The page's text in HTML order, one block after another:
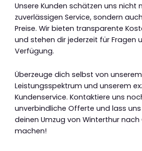
Unsere Kunden schätzen uns nicht
zuverlässigen Service, sondern
Preise. Wir bieten transparente
und stehen dir jederzeit für Fragen
Verfügung.
Überzeuge dich selbst von
Leistungsspektrum und unserem
Kundenservice. Kontaktiere uns
unverbindliche Offerte und lass
deinen Umzug von Winterthur nach
machen!